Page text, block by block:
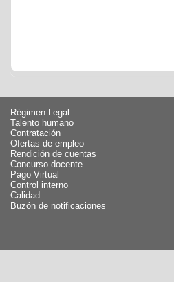
Régimen Legal
Talento humano
Contratación
Ofertas de empleo
Rendición de cuentas
Concurso docente
Pago Virtual
Control interno
Calidad
Buzón de notificaciones